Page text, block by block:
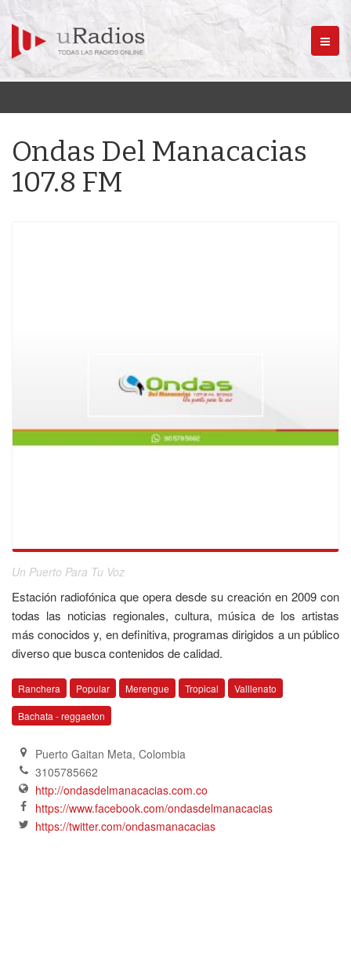
Menú
Ondas Del Manacacias
107.8 FM
Un Puerto Para Tu Voz
Estación radiofónica que opera desde su creación en 2009 con
todas las noticias regionales, cultura, música de los artistas
más conocidos y, en definitiva, programas dirigidos a un público
diverso que busca contenidos de calidad.
Ranchera Popular Merengue Tropical Valllenato
Bachata - reggaeton
Puerto Gaitan Meta, Colombia
3105785662
http://ondasdelmanacacias.com.co
https://www.facebook.com/ondasdelmanacacias
https://twitter.com/ondasmanacacias